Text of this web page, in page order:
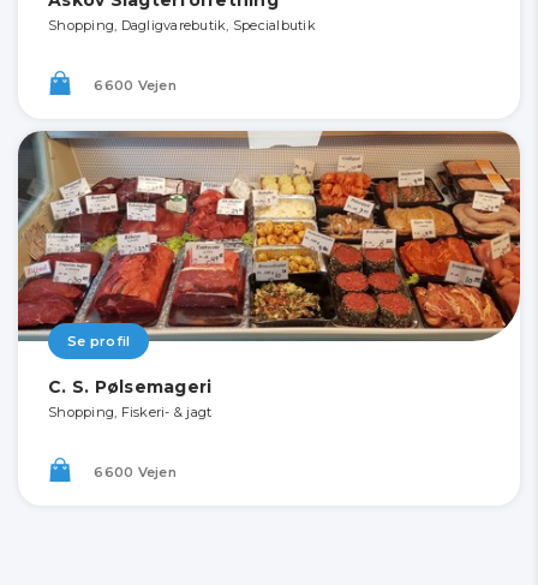
Shopping, Dagligvarebutik, Specialbutik
6600 Vejen
Se profil
C. S. Pølsemageri
Shopping, Fiskeri- & jagt
6600 Vejen